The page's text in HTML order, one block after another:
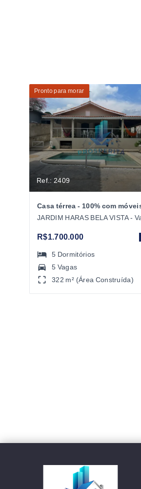
Pronto para morar
Ref.: 2409
R$1.700.000
5 Dormitórios
5 Vagas
322 m² (Área Construída)